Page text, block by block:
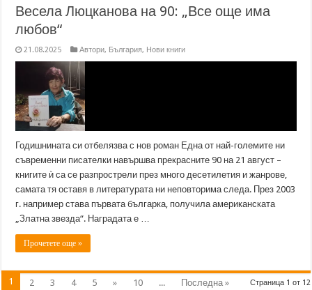
Весела Люцканова на 90: „Все още има
любов“
21.08.2025 Автори, България, Нови книги
Годишнината си отбелязва с нов роман Една от най-големите ни
съвременни писателки навършва прекрасните 90 на 21 август –
книгите ѝ са се разпрострели през много десетилетия и жанрове,
самата тя оставя в литературата ни неповторима следа. През 2003
г. например става първата българка, получила американската
„Златна звезда“. Наградата е …
Прочетете още »
Страница 1 от 12
1 2 3 4 5 » 10 ... Последна »